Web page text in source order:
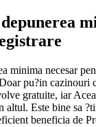
minima necesar
pu?in cazinouri
gratuite, iar
altul. Este bine sa
beneficia de